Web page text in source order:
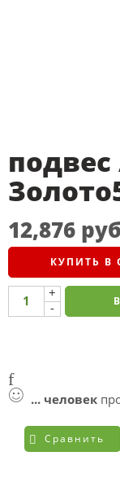
подвес
12,876
КУПИТЬ В
+
-
... человек
Сравнить